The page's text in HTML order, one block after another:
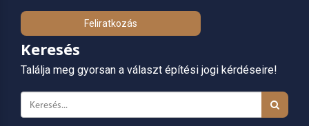
Feliratkozás
Keresés
Találja meg gyorsan a választ építési jogi kérdéseire!